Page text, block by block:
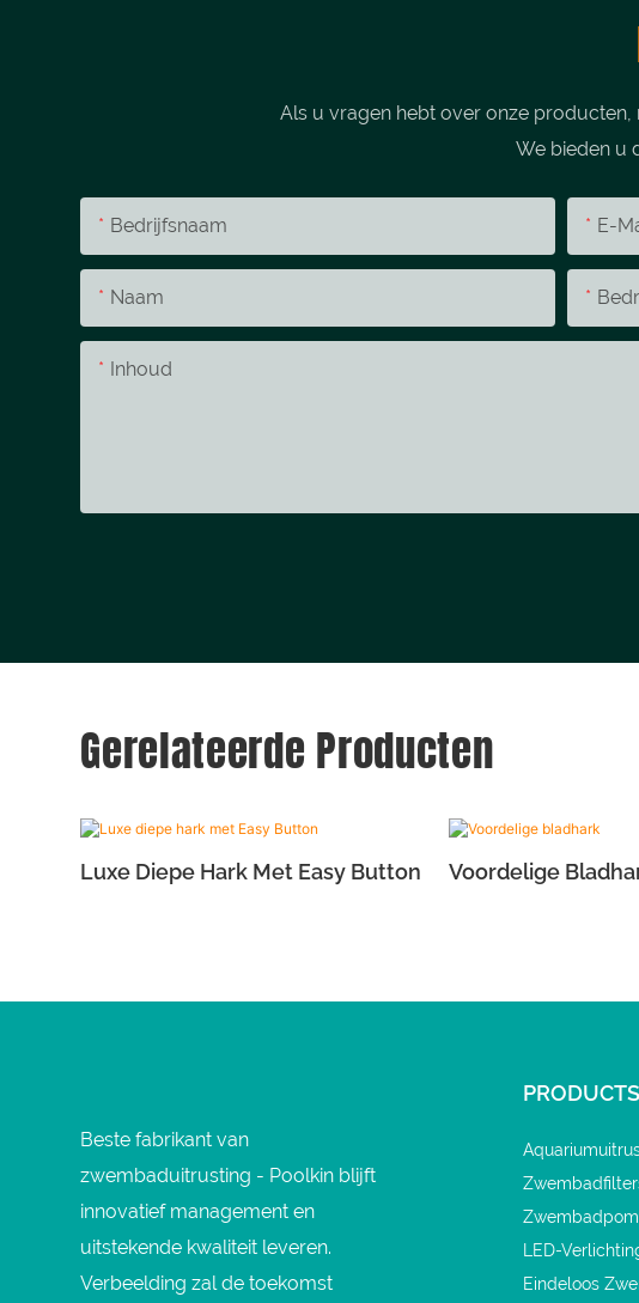
Als u vragen hebt over onze producten,
We bieden u
Bedrijfsnaam E-
Naam
Inhoud
Gerelateerde Producten
Luxe Diepe Hark Met Easy Button
Voordelige
Beste fabrikant van
zwembaduitrusting - Poolkin blijft
innovatief management en
uitstekende kwaliteit leveren.
Verbeelding zal de toekomst
PRODUCTS
LED-
Eindeloos